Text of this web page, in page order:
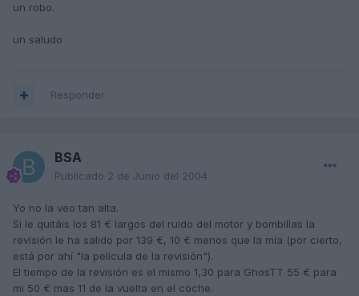
un robo.
un saludo
Responder
BSA
Publicado 2 de Junio del 2004
Yo no la veo tan alta.
Si le quitáis los 81 € largos del ruido del motor y bombillas la
revisión le ha salido por 139 €, 10 € menos que la mía (por cierto,
está por ahí "la película de la revisión").
El tiempo de la revisión es el mismo 1,30 para GhosTT 55 € para
mi 50 € mas 11 de la vuelta en el coche.